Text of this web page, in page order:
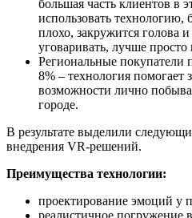
большая часть клиентов в
использовать технологию,
плохо, закружится голова
уговаривать, лучше
Региональные покупатели
8% – технология помогает
возможности лично
городе.
В результате выделили
внедрения VR-решений.
Преимущества технологии:
проектирование эмоций у
реалистичное погружение